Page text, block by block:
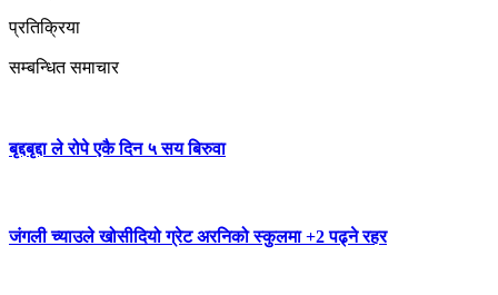
प्रतिक्रिया
सम्बन्धित समाचार
बृद्दबृद्दा ले रोपे एकै दिन ५ सय बिरुवा
जंगली च्याउले खोसीदियो ग्रेट अरनिको स्कुलमा +2 पढ्ने रहर